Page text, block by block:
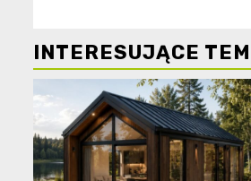
INTERESUJĄCE